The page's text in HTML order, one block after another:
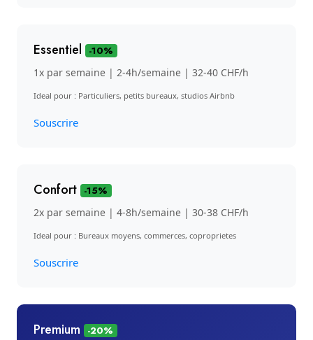
Essentiel
-10%
1x par semaine | 2-4h/semaine | 32-40 CHF/h
Ideal pour : Particuliers, petits bureaux, studios Airbnb
Souscrire
Confort -15%
2x par semaine | 4-8h/semaine | 30-38 CHF/h
Ideal pour : Bureaux moyens, commerces, coproprietes
Souscrire
Premium
-20%